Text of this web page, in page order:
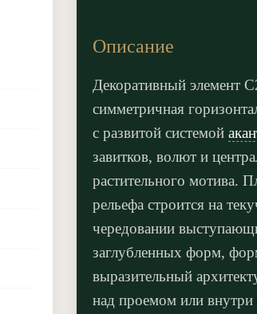
Описание
Декоративный элемент
симметричная
с развитой системой
завитков, волют и
растительного мотива.
рельефа строится на
чередовании
заглубленных форм,
выразительный
над проемом или внутри